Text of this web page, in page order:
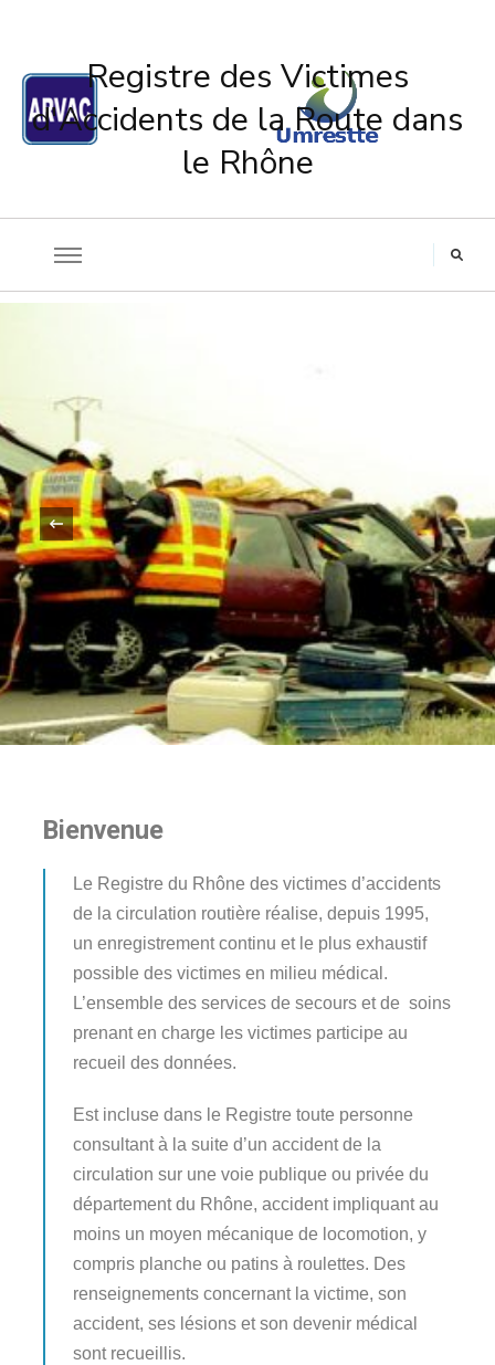
Registre des Victimes
d'Accidents de la Route dans
le Rhône
‹
Bienvenue
Le Registre du Rhône des victimes d’accidents
de la circulation routière réalise, depuis 1995,
un enregistrement continu et le plus exhaustif
possible des victimes en milieu médical.
L’ensemble des services de secours et de soins
prenant en charge les victimes participe au
recueil des données.
Est incluse dans le Registre toute personne
consultant à la suite d’un accident de la
circulation sur une voie publique ou privée du
département du Rhône, accident impliquant au
moins un moyen mécanique de locomotion, y
compris planche ou patins à roulettes. Des
renseignements concernant la victime, son
accident, ses lésions et son devenir médical
sont recueillis.